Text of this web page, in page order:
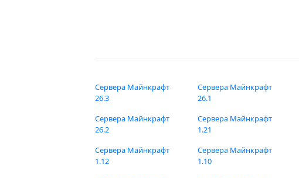
Сервера Майнкрафт
26.3
Сервера Майнкрафт
26.2
Сервера Майнкрафт
26.1
Сервера Майнкрафт
1.21
Сервера Майнкрафт
1.12
Сервера Майнкрафт
1.10